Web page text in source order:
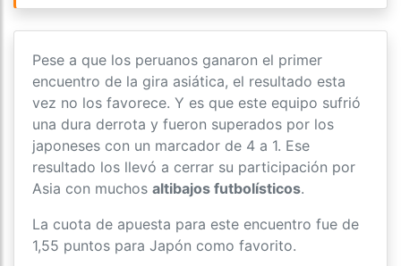
Pese a que los peruanos ganaron el primer
encuentro de la gira asiática, el resultado esta
vez no los favorece. Y es que este equipo sufrió
una dura derrota y fueron superados por los
japoneses con un marcador de 4 a 1. Ese
resultado los llevó a cerrar su participación por
Asia con muchos altibajos futbolísticos.
La cuota de apuesta para este encuentro fue de
1,55 puntos para Japón como favorito.